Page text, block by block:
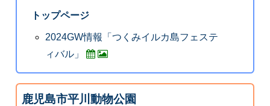
トップページ
2024GW情報「つくみイルカ島フェステ
ィバル」
鹿児島市平川動物公園